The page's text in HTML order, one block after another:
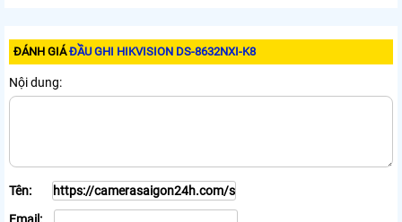
ĐÁNH GIÁĐẦU GHI HIKVISION DS-8632NXI-K8
Nội dung:
Tên: